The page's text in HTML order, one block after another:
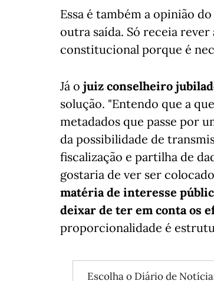
Essa é também a opinião do
outra saída. Só receia
constitucional porque é
Já o juiz conselheiro
solução. "Entendo que a
metadados que passe por
da possibilidade de
fiscalização e partilha de
gostaria de ver ser
matéria de interesse
deixar de ter em conta os
proporcionalidade é
Escolha o Diário de